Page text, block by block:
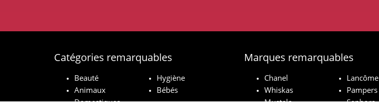
Catégories remarquables
Beauté
Hygiène
Animaux
Domestiques
Bébés
Marques remarquables
Chanel
Lancôme
Whiskas
Pampers
Mustela
Sephora